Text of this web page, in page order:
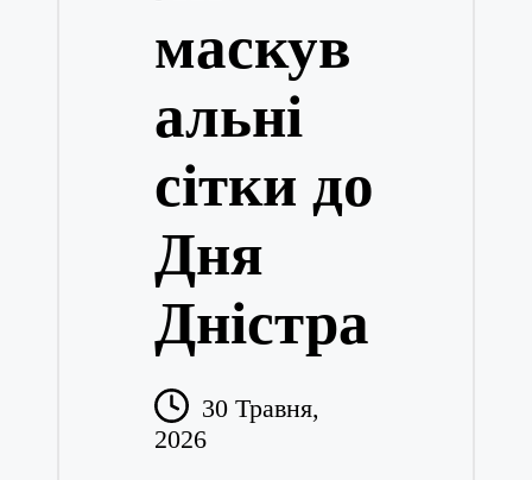
маскув
альні
сітки до
Дня
Дністра
30 Травня,
2026